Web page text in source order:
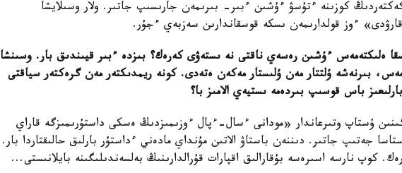
كوزىنە ءتۇسۋ ءۇشىن ءبىر- بىرىمەن جارىسىپ جاتىر. ولار وسىلايشا
ءوز قولدارىمەن ىسكە قوسقاندارىن سەزبەي ءجۇر.
ەلىكتەمەس ءۇشىن رەسەي ناقتى نە ىستەۋى كەرەك؟ بىزدە ءبىر قيىندىق بار. وسىنشا
بىرنەشە ۇلتتار مەن ۇلىستار مەكەن ەتەدى. كونە ريمدىكتەر مەن گرەكتەر سياقتى
باس قوسىپ بىردەمە ىستيەي الامىز با؟
ۇستاپ وتىرعاندار «مودانى ءسال-ءپال ءوزىمىزدىڭ ەسكى داستۇرىمىزگە قاراي
جەتىپ جاتىر. دىننەن باستاۋ الاتىن مۇنداي مادەني ءداستۇر بارلىق حالىقتاردا بار.
كوپ نارسە اسىرەسە بۇقارالىق اقپارات قۇرالدارىنىڭ بەلسەندىلىگىنە بايلانىستى...